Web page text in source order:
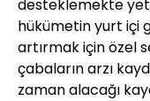
desteklemekte
hükümetin yurt içi
artırmak için özel
çabaların arzı
zaman alacağı